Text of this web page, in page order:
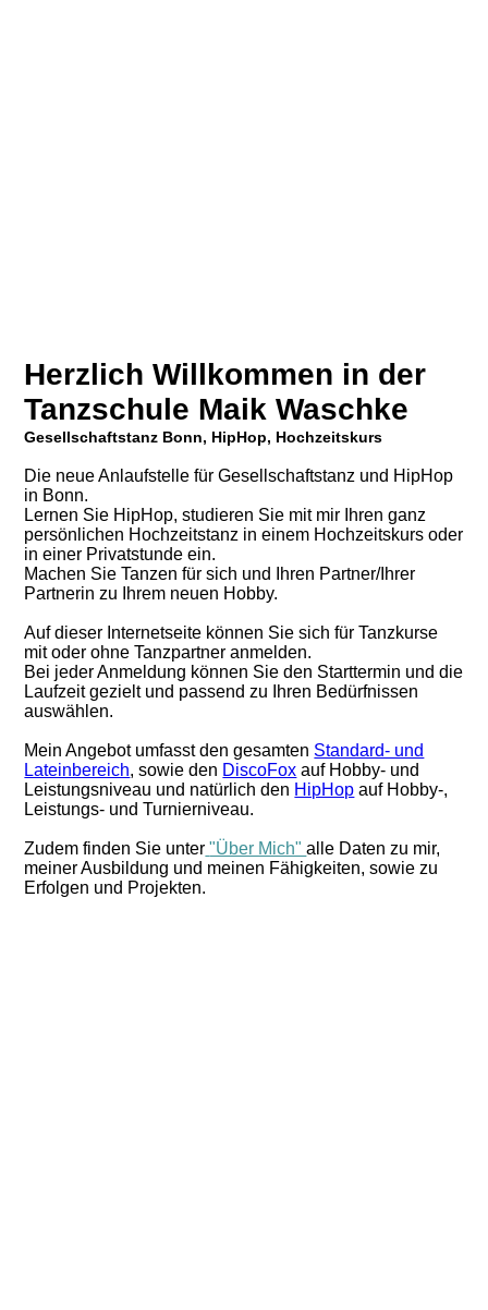
Herzlich Willkommen in der
Tanzschule Maik Waschke
Gesellschaftstanz Bonn, HipHop, Hochzeitskurs
Die neue Anlaufstelle für Gesellschaftstanz und HipHop
in Bonn.
Lernen Sie HipHop, studieren Sie mit mir Ihren ganz
persönlichen Hochzeitstanz in einem Hochzeitskurs oder
in einer Privatstunde ein.
Machen Sie Tanzen für sich und Ihren Partner/Ihrer
Partnerin zu Ihrem neuen Hobby.
Auf dieser Internetseite können Sie sich für Tanzkurse
mit oder ohne Tanzpartner anmelden.
Bei jeder Anmeldung können Sie den Starttermin und die
Laufzeit gezielt und passend zu Ihren Bedürfnissen
auswählen.
Mein Angebot umfasst den gesamten Standard- und
Lateinbereich, sowie den DiscoFox auf Hobby- und
Leistungsniveau und natürlich den HipHop auf Hobby-,
Leistungs- und Turnierniveau.
Zudem finden Sie unter "Über Mich"alle Daten zu mir,
meiner Ausbildung und meinen Fähigkeiten, sowie zu
Erfolgen und Projekten.